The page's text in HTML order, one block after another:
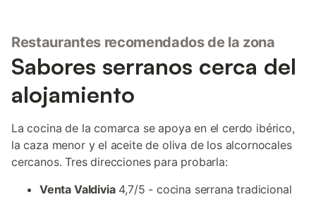
Restaurantes recomendados de la zona
Sabores serranos cerca del
alojamiento
La cocina de la comarca se apoya en el cerdo ibérico,
la caza menor y el aceite de oliva de los alcornocales
cercanos. Tres direcciones para probarla:
Venta Valdivia4,7/5 - cocina serrana tradicional